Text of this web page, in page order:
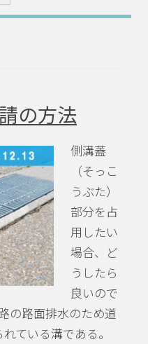
の方法
側溝蓋
（そっこ
うぶた）
部分を占
用したい
場合、ど
うしたら
良いので
の路面排水のため道
ている溝である。